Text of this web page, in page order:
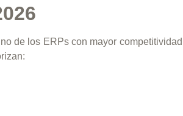
de los ERPs con mayor competitividad